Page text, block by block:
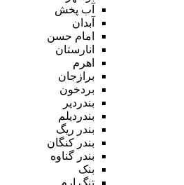
آب پخش
آبدان
امام حسن
انارستان
اهرم
برازجان
بردخون
بندردیر
بندردیلم
بندر ریگ
بندر کنگان
بندر گناوه
بنک
تنگ ارم